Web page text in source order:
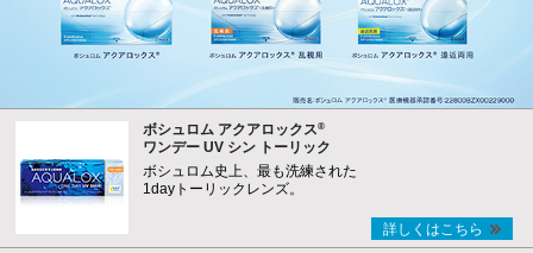
ボシュロム アクアロックス®
ワンデー UV シン トーリック
ボシュロム史上、最も洗練された
1dayトーリックレンズ。
詳しくはこちら